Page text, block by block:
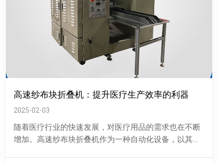
高速纱布块折叠机：提升医疗生产效率的利器
2025-02-03
随着医疗行业的快速发展，对医疗用品的需求也在不断
增加。高速纱布块折叠机作为一种自动化设备，以其精